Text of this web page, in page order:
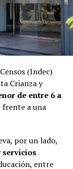
(Indec)
Crianza y
de entre 6 a
frente a una
por un lado,
servicios
entre